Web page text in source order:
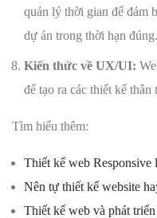
quản lý thời gian để đảm
dự án trong thời hạn đúng.
Kiến thức về UX/UI:
để tạo ra các thiết kế
Tìm hiểu thêm:
Thiết kế web Responsive
Nên tự thiết kế website
Thiết kế web và phát